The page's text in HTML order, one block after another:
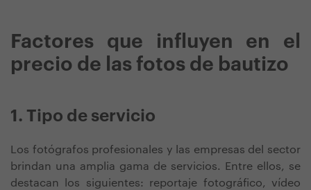
Factores que influyen en el
precio de las fotos de bautizo
1. Tipo de servicio
Los fotógrafos profesionales y las empresas del sector
brindan una amplia gama de servicios. Entre ellos, se
destacan los siguientes: reportaje fotográfico, vídeo